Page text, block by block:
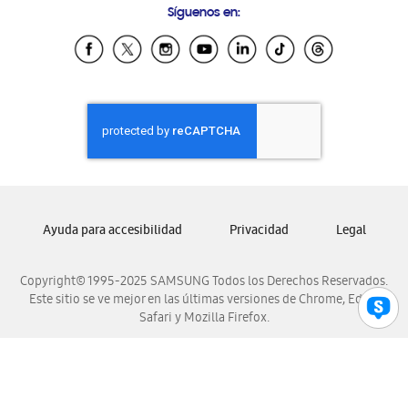
Samsung Ecuador
Samsung El Salvador
Samsung Honduras
Samsung Nicaragua
Samsung Panamá
Samsung Venezuela
Síguenos en:
Copyright© 1995-2025 SAMSUNG Todos los Derechos Reservados.
Este sitio se ve mejor en las últimas versiones de Chrome, Edge,
Safari y Mozilla Firefox.
Ayuda para accesibilidad Privacidad Legal